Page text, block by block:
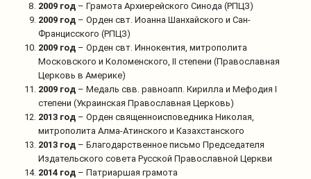
2009 год – Грамота Архиерейского Синода (РПЦЗ)
2009 год – Орден свт. Иоанна Шанхайского и Сан-
Францисского (РПЦЗ)
2009 год – Орден свт. Иннокентия, митрополита
Московского и Коломенского, II степени (Православная
Церковь в Америке)
2009 год – Медаль свв. равноапп. Кирилла и Мефодия I
степени (Украинская Православная Церковь)
2013 год – Орден священноисповедника Николая,
митрополита Алма-Атинского и Казахстанского
2013 год – Благодарственное письмо Председателя
Издательского совета Русской Православной Церкви
2014 год – Патриаршая грамота